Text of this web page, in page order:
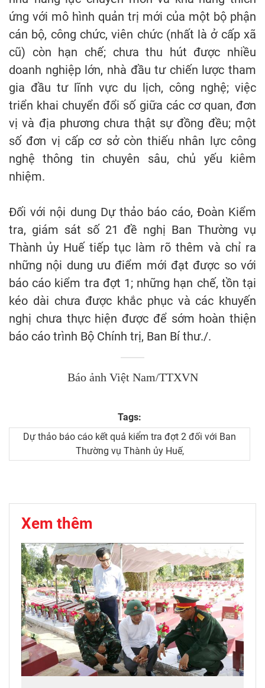
ứng với mô hình quản trị mới của một bộ phận
cán bộ, công chức, viên chức (nhất là ở cấp xã
cũ) còn hạn chế; chưa thu hút được nhiều
doanh nghiệp lớn, nhà đầu tư chiến lược tham
gia đầu tư lĩnh vực du lịch, công nghệ; việc
triển khai chuyển đổi số giữa các cơ quan, đơn
vị và địa phương chưa thật sự đồng đều; một
số đơn vị cấp cơ sở còn thiếu nhân lực công
nghệ thông tin chuyên sâu, chủ yếu kiêm
nhiệm.
Đối với nội dung Dự thảo báo cáo, Đoàn Kiểm
tra, giám sát số 21 đề nghị Ban Thường vụ
Thành ủy Huế tiếp tục làm rõ thêm và chỉ ra
những nội dung ưu điểm mới đạt được so với
báo cáo kiểm tra đợt 1; những hạn chế, tồn tại
kéo dài chưa được khắc phục và các khuyến
nghị chưa thực hiện được để sớm hoàn thiện
báo cáo trình Bộ Chính trị, Ban Bí thư./.
Báo ảnh Việt Nam/TTXVN
Tags:
Dự thảo báo cáo kết quả kiểm tra đợt 2 đối với Ban
Thường vụ Thành ủy Huế,
Xem thêm